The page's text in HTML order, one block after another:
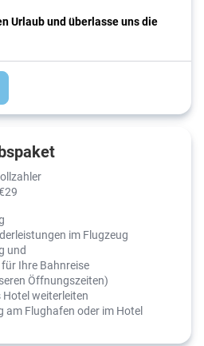
Urlaub und überlasse uns die
29
im Flugzeug
und
Ihre Bahnreise
Öffnungszeiten)
weiterleiten
am Flughafen oder im Hotel